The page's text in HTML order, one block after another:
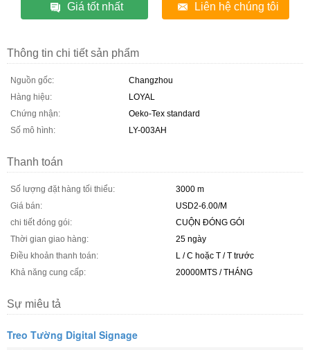
Giá tốt nhất Liên hệ chúng tôi
Thông tin chi tiết sản phẩm
Nguồn gốc:
Changzhou
Hàng hiệu:
LOYAL
Chứng nhận:
Oeko-Tex standard
Số mô hình:
LY-003AH
Thanh toán
Số lượng đặt hàng tối thiểu:
3000 m
Giá bán:
USD2-6.00/M
chi tiết đóng gói:
CUỘN ĐÓNG GÓI
Thời gian giao hàng:
25 ngày
Điều khoản thanh toán:
L / C hoặc T / T trước
Khả năng cung cấp:
20000MTS / THÁNG
Sự miêu tả
Treo Tường Digital Signage